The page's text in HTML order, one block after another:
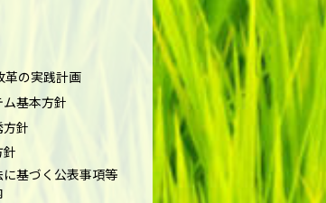
革の実践計画
基本方針
針
基づく公表事項等